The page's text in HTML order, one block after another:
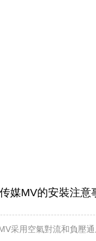
媒MV的安裝注意
采用空氣對流和負壓通風